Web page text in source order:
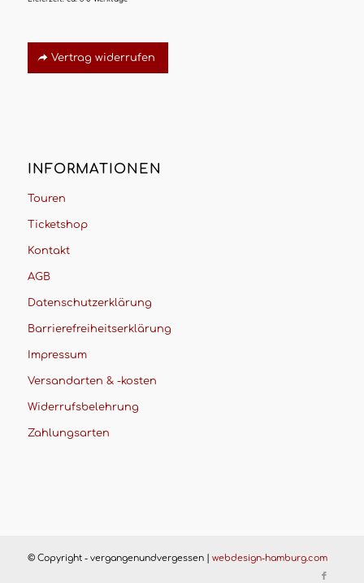
Vertrag widerrufen
INFORMATIONEN
Touren
Ticketshop
Kontakt
AGB
Datenschutzerklärung
Barrierefreiheitserklärung
Impressum
Versandarten & -kosten
Widerrufsbelehrung
Zahlungsarten
© Copyright - vergangenundvergessen | webdesign-hamburg.com